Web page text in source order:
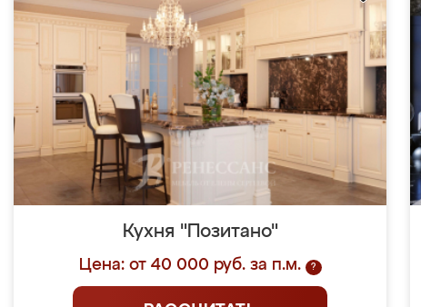
Кухня "Позитано"
Цена: от 40 000 руб. за п.м. ?